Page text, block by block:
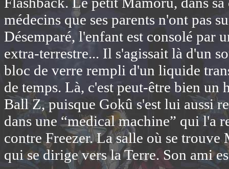
médecins que ses parents n'ont pas
Désemparé, l'enfant est consolé par
extra-terrestre... Il s'agissait là d'un
bloc de verre rempli d'un liquide
de temps. Là, c'est peut-être bien
Ball Z, puisque Gokû s'est lui aussi
dans une “medical machine” qui l'a
contre Freezer. La salle où se
qui se dirige vers la Terre. Son ami